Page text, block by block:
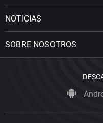
NOTICIAS
SOBRE NOSOTROS